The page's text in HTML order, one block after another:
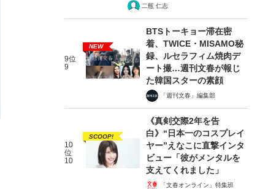
二瓶 仁志
9位
9
NEW
BTSトーキョー滞在密
着、TWICE・MISAMO秘
録、ルセラフィム焼肉デ
ート撮…週刊文春が報じ
た韓国スターの素顔
「週刊文春」編集部
10
位
10
SCOOP!
《真剣交際2年を告
白》“日本一のコスプレイ
ヤー”えなこに直撃インタ
ビュー「彼がメンタルを
支えてくれました」
「文春オンライン」特集班